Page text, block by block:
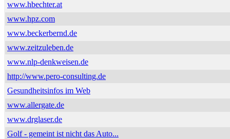
www.hbechter.at
www.hpz.com
www.beckerbernd.de
www.zeitzuleben.de
www.nlp-denkweisen.de
http://www.pero-consulting.de
Gesundheitsinfos im Web
www.allergate.de
www.drglaser.de
Golf - gemeint ist nicht das Auto...